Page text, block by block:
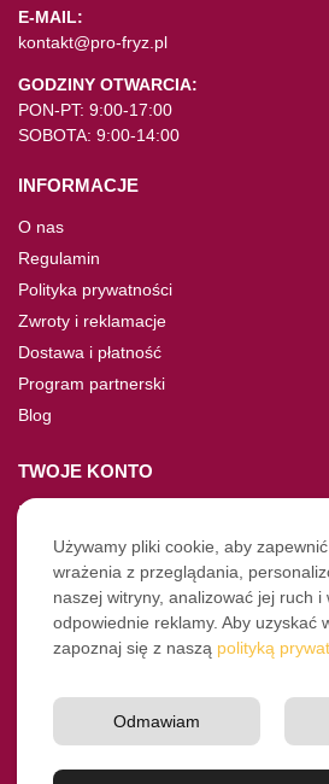
E-MAIL:
kontakt@pro-fryz.pl
GODZINY OTWARCIA:
PON-PT: 9:00-17:00
SOBOTA: 9:00-14:00
INFORMACJE
O nas
Regulamin
Polityka prywatności
Zwroty i reklamacje
Dostawa i płatność
Program partnerski
Blog
TWOJE KONTO
Moje konto
Nie pamiętasz hasła?
Twoje zamówienia
NASZE SOCIALE
Instagram
Używamy pliki cookie, aby
wrażenia z przeglądania,
naszej witryny, analizować jej ruch i
odpowiednie reklamy. Aby uzyskać
zapoznaj się z naszą polityką
Odmawiam